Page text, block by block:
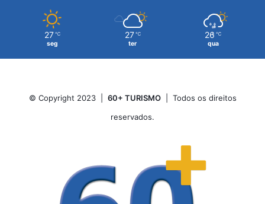
27 ℃
seg
27 ℃
ter
26 ℃
qua
© Copyright 2023 | 60+ TURISMO| Todos os direitos
reservados.